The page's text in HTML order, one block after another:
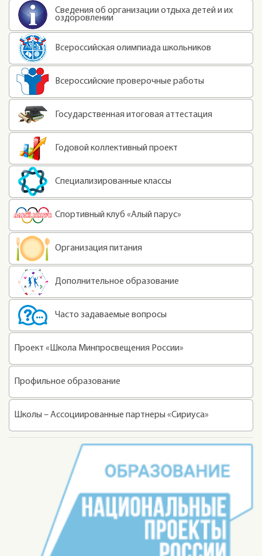
Сведения об организации отдыха детей и их
оздоровлении
Всероссийская олимпиада школьников
Всероссийские проверочные работы
Государственная итоговая аттестация
Годовой коллективный проект
Специализированные классы
Спортивный клуб «Алый парус»
Организация питания
Дополнительное образование
Часто задаваемые вопросы
Проект «Школа Минпросвещения России»
Профильное образование
Школы – Ассоциированные партнеры «Сириуса»